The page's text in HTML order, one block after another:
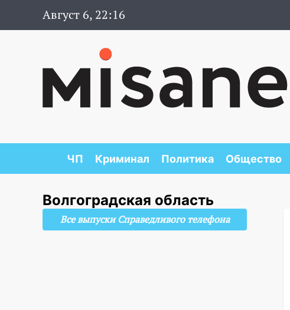
Август 6, 22:16
ЧП Криминал Политика Общество
Волгоградская область
Все выпуски Справедливого телефона